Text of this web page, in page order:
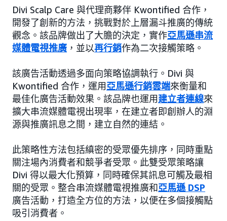
Divi Scalp Care 與代理商夥伴 Kwontified 合作，
開發了創新的方法，挑戰對於上層漏斗推廣的傳統
觀念。該品牌做出了大膽的決定，實作亞馬遜串流
媒體電視推廣 ，並以再行銷作為二次接觸策略。
該廣告活動透過多面向策略協調執行。Divi 與
Kwontified 合作，運用亞馬遜行銷雲端來衡量和
最佳化廣告活動效果。該品牌也運用建立者連線來
擴大串流媒體電視出現率，在建立者即創辦人的淵
源與推廣訊息之間，建立自然的連結。
此策略性方法包括縝密的受眾優先排序，同時重點
關注場內消費者和競爭者受眾。此雙受眾策略讓
Divi 得以最大化預算，同時確保其訊息可觸及最相
關的受眾。整合串流媒體電視推廣和亞馬遜 DSP
廣告活動，打造全方位的方法，以便在多個接觸點
吸引消費者。